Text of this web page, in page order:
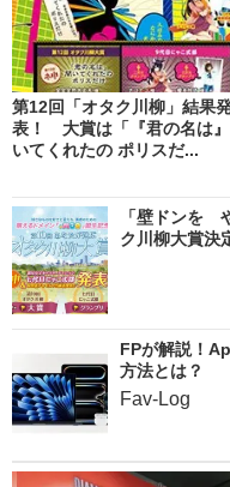
第12回「オタク川柳」結果
表！ 大賞は「『君の名は
いてくれたの ポリスだ...
「壁ドンを
ク川柳大賞決
FPが解説！
方法とは？
Fav-Log